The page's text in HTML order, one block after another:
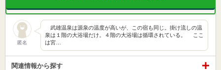
匿名
武雄温泉は源泉の温度が高いが、この宿も同じ。掛け流しの温
泉は１階の大浴場だけ。４階の大浴場は循環されている。 ここ
は宮…
関連情報から探す